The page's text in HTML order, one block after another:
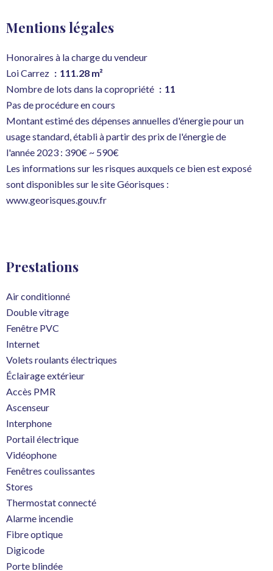
Mentions légales
Honoraires à la charge du vendeur
Loi Carrez
111.28 m²
Nombre de lots dans la copropriété
11
Pas de procédure en cours
Montant estimé des dépenses annuelles d'énergie pour un
usage standard, établi à partir des prix de l'énergie de
l'année 2023 : 390€ ~ 590€
Les informations sur les risques auxquels ce bien est exposé
sont disponibles sur le site Géorisques :
www.georisques.gouv.fr
Prestations
Air conditionné
Double vitrage
Fenêtre PVC
Internet
Volets roulants électriques
Éclairage extérieur
Accès PMR
Ascenseur
Interphone
Portail électrique
Vidéophone
Fenêtres coulissantes
Stores
Thermostat connecté
Alarme incendie
Fibre optique
Digicode
Porte blindée